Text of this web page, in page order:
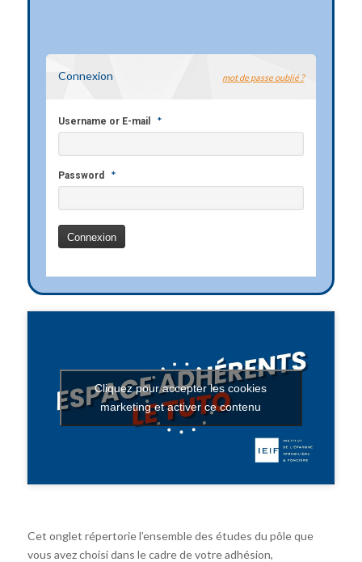
Connexion mot de passe oublié ?
Username or E-mail *
Password *
Cliquez pour accepter les cookies
marketing et activer ce contenu
Cet onglet répertorie l’ensemble des études du pôle que
vous avez choisi dans le cadre de votre adhésion,